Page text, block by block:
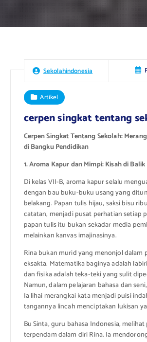
Sekolahindonesia
Artikel
cerpen singkat tentang
Cerpen Singkat Tentang Sekolah:
di Bangku Pendidikan
1. Aroma Kapur dan Mimpi: Kisah di
Di kelas VII-B, aroma kapur selalu
dengan bau buku-buku usang yang
belakang. Papan tulis hijau, saksi bisu
catatan, menjadi pusat perhatian setiap
papan tulis itu bukan sekadar media
melainkan kanvas imajinasinya.
Rina bukan murid yang menonjol dalam
eksakta. Matematika baginya adalah
dan fisika adalah teka-teki yang sulit
Namun, dalam pelajaran bahasa dan
Ia lihai merangkai kata menjadi puisi
tangannya lincah menciptakan lukisan
Bu Sinta, guru bahasa Indonesia,
terpendam dalam diri Rina. Ia